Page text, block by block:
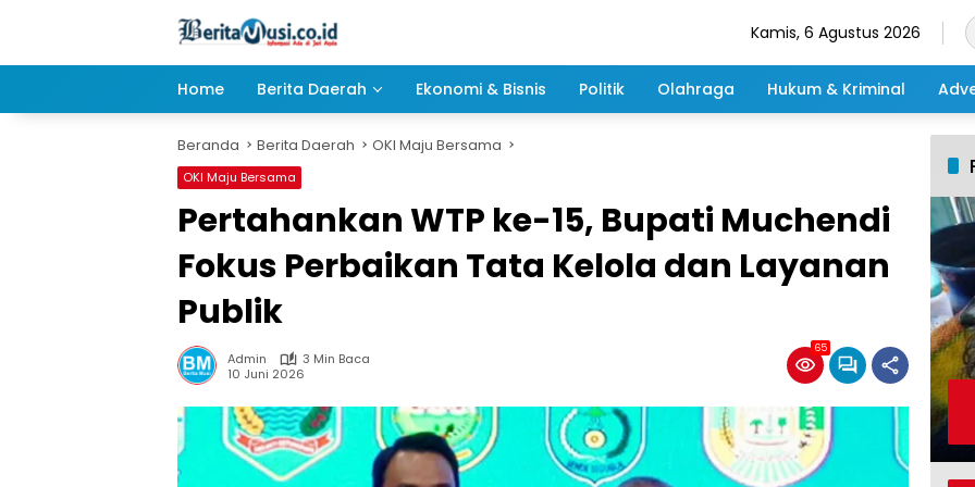
Kamis, 6 Agustus 2026
Home Berita Daerah Ekonomi & Bisnis Politik Olahraga Hukum & Kriminal
Beranda Berita Daerah OKI Maju Bersama
OKI Maju Bersama
Pertahankan WTP ke-15, Bupati Muchendi
Fokus Perbaikan Tata Kelola dan Layanan
Publik
Admin
3 Min Baca
10 Juni 2026
65